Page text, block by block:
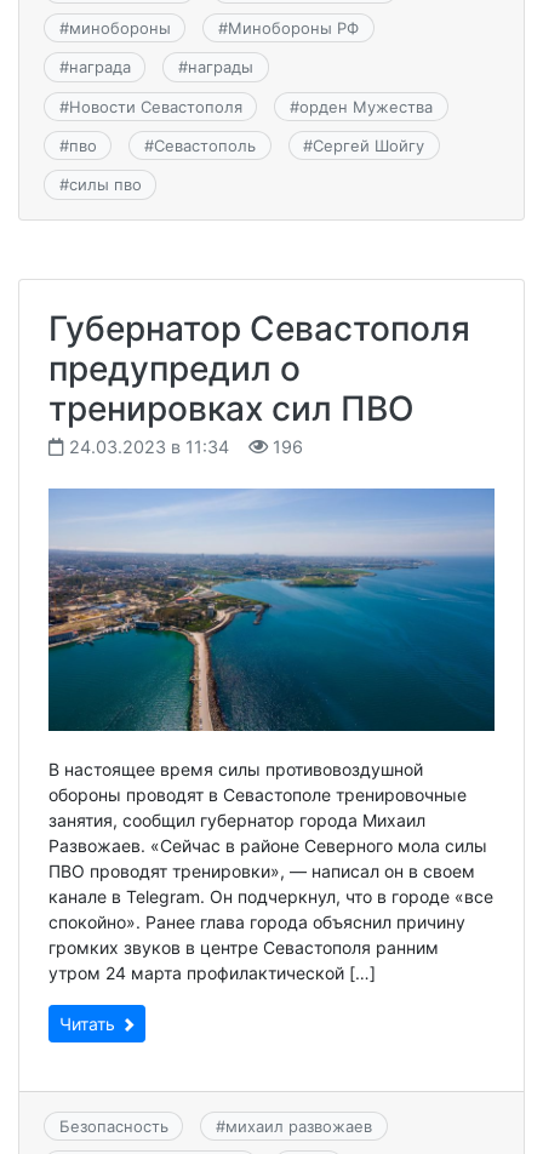
#минобороны #Минобороны РФ
#награда #награды
#Новости Севастополя #орден Мужества
#пво #Севастополь #Сергей Шойгу
#силы пво
Губернатор Севастополя
предупредил о
тренировках сил ПВО
24.03.2023 в 11:34 196
В настоящее время силы противовоздушной
обороны проводят в Севастополе тренировочные
занятия, сообщил губернатор города Михаил
Развожаев. «Сейчас в районе Северного мола силы
ПВО проводят тренировки», — написал он в своем
канале в Telegram. Он подчеркнул, что в городе «все
спокойно». Ранее глава города объяснил причину
громких звуков в центре Севастополя ранним
утром 24 марта профилактической […]
Читать
Безопасность #михаил развожаев